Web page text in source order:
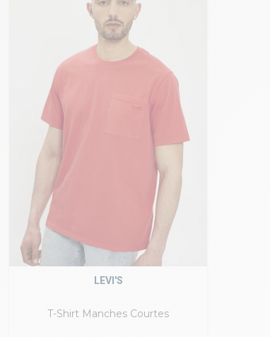
T-Shirt Manches Courtes
LEVI'S